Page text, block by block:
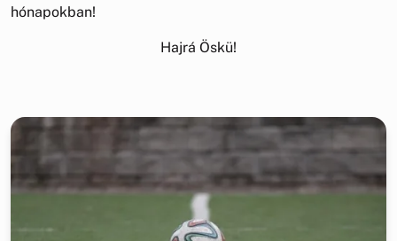
hónapokban!
Hajrá Öskü!